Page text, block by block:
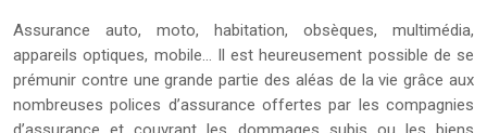
Assurance auto, moto, habitation, obsèques, multimédia,
appareils optiques, mobile… Il est heureusement possible de se
prémunir contre une grande partie des aléas de la vie grâce aux
nombreuses polices d’assurance offertes par les compagnies